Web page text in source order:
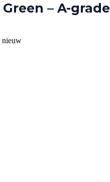
Green – A-grade
nieuw